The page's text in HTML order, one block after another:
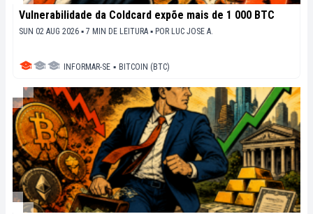
Vulnerabilidade da Coldcard expõe mais de 1 000 BTC
SUN 02 AUG 2026 ▪ 7 MIN DE LEITURA ▪ POR LUC JOSE A.
INFORMAR-SE ▪ BITCOIN (BTC)